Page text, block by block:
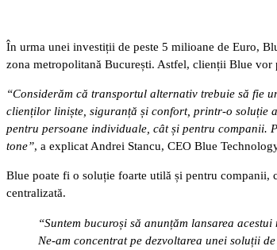
În urma unei investiții de peste 5 milioane de Euro,
zona metropolitană București. Astfel, clienții Blue vor
“Considerăm că transportul alternativ trebuie să fie
clienților liniște, siguranță și confort, printr-o soluție
pentru persoane individuale, cât și pentru companii.
tone”, a explicat Andrei Stancu, CEO Blue
Blue poate fi o soluție foarte utilă și pentru companii,
centralizată.
“Suntem bucuroși să anunțăm lansarea
Ne-am concentrat pe dezvoltarea unei soluții